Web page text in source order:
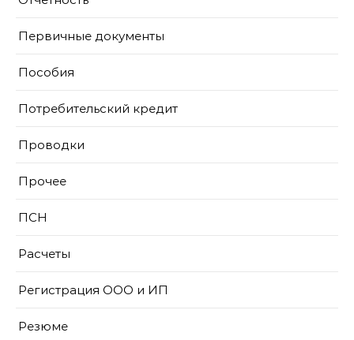
Первичные документы
Пособия
Потребительский кредит
Проводки
Прочее
ПСН
Расчеты
Регистрация ООО и ИП
Резюме